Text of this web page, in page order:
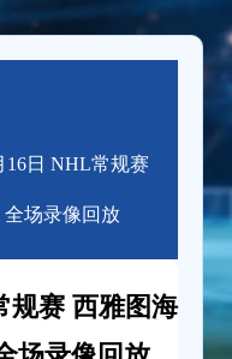
16日 NHL常规赛
全场录像回放
规赛 西雅图海